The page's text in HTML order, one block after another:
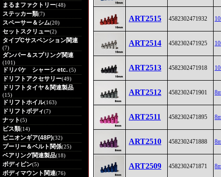
まるまファクトリー(48)
ステッカー類(7)
スペーサー＆シム(20)
セットスクリュー(2)
タイプCサスペンション関連
(7)
ダンパー＆スプリング関連
(101)
ドリパケ シャーシ etc. (5)
ドリフトアクセサリー(49)
ドリフトタイヤ＆関連製品
(15)
ドリフトホイル(163)
ドリフトボディ(7)
ナット(5)
ビス類(14)
ピニオンギア(48P)(32)
プーリー＆ベルト関係(25)
ベアリング関連製品(18)
ボディピン(5)
ボディマウント関連(76)
ART2515 4582302471932
ART2514 4582302471925
ART2513 4582302471918
ART2512 4582302471901
ART2511 4582302471895
ART2510 4582302471888
ART2509 4582302471871